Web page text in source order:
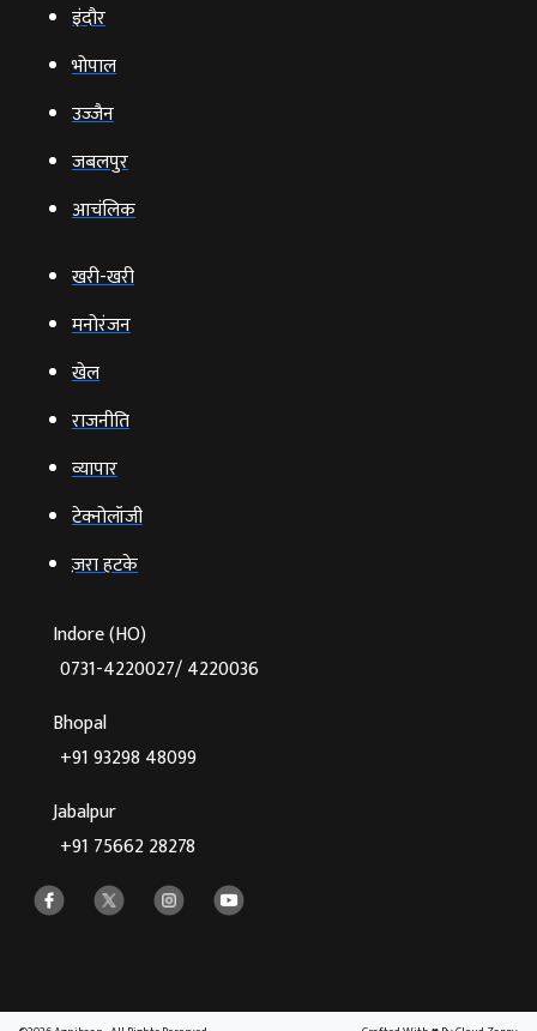
इंदौर
भोपाल
उज्‍जैन
जबलपुर
आचंलिक
खरी-खरी
मनोरंजन
खेल
राजनीति
व्‍यापार
टेक्‍नोलॉजी
ज़रा हटके
Indore (HO)
0731-4220027/ 4220036
Bhopal
+91 93298 48099
Jabalpur
+91 75662 28278